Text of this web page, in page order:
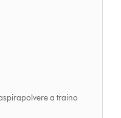
a traino